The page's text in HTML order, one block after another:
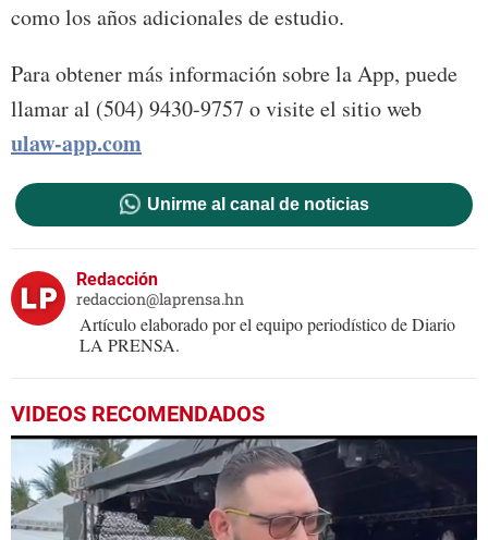
como los años adicionales de estudio.
Para obtener más información sobre la App, puede
llamar al (504) 9430-9757 o visite el sitio web
ulaw-app.com
Unirme al canal de noticias
Redacción
redaccion@laprensa.hn
Artículo elaborado por el equipo periodístico de Diario
LA PRENSA.
VIDEOS RECOMENDADOS